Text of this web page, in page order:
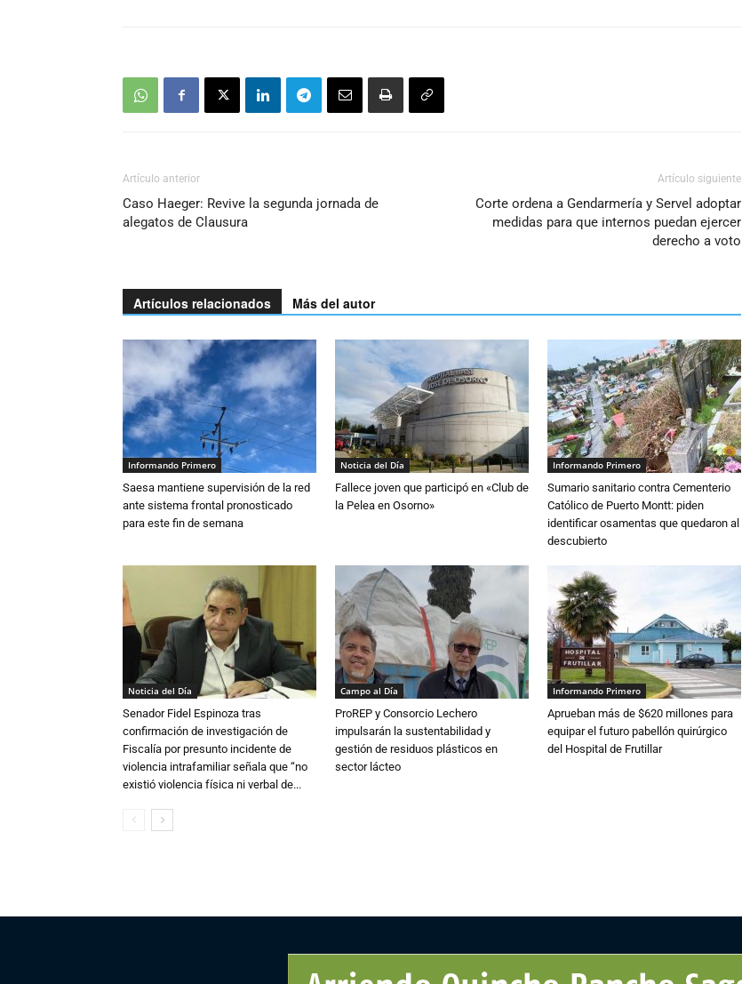
Artículo anterior
Caso Haeger: Revive la segunda jornada de
alegatos de Clausura
Artículo siguiente
Corte ordena a Gendarmería y Servel adoptar
medidas para que internos puedan ejercer
derecho a voto
Artículos relacionados Más del autor
Informando Primero
Saesa mantiene supervisión de la red
ante sistema frontal pronosticado
para este fin de semana
Noticia del Día
Fallece joven que participó en «Club de
la Pelea en Osorno»
Informando Primero
Sumario sanitario contra Cementerio
Católico de Puerto Montt: piden
identificar osamentas que quedaron al
descubierto
Noticia del Día
Senador Fidel Espinoza tras
confirmación de investigación de
Fiscalía por presunto incidente de
violencia intrafamiliar señala que “no
existió violencia física ni verbal de...
Campo al Día
ProREP y Consorcio Lechero
impulsarán la sustentabilidad y
gestión de residuos plásticos en
sector lácteo
Informando Primero
Aprueban más de $620 millones para
equipar el futuro pabellón quirúrgico
del Hospital de Frutillar